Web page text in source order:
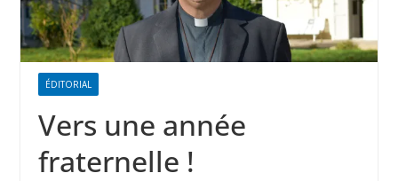
ÉDITORIAL
Vers une année
fraternelle !